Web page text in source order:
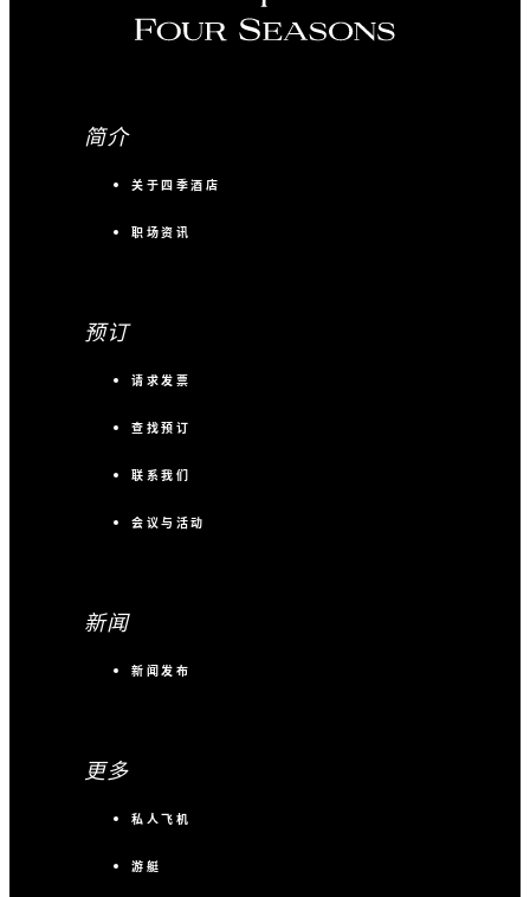
简介
关于四季酒店
职场资讯
预订
请求发票
查找预订
联系我们
会议与活动
新闻
新闻发布
更多
私人飞机
游艇